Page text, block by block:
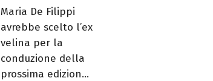
Maria De Filippi
avrebbe scelto l’ex
velina per la
conduzione della
prossima edizion...